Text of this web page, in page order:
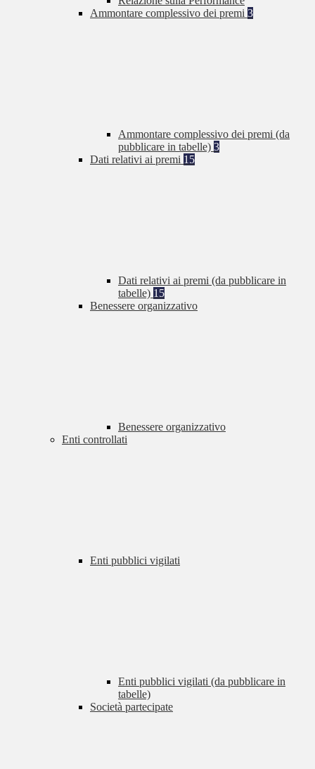
Ammontare complessivo dei premi 3
Ammontare complessivo dei premi (da
pubblicare in tabelle) 3
Dati relativi ai premi 15
Dati relativi ai premi (da pubblicare in
tabelle) 15
Benessere organizzativo
Benessere organizzativo
Enti controllati
Enti pubblici vigilati
Enti pubblici vigilati (da pubblicare in
tabelle)
Società partecipate